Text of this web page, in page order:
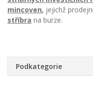
mincoven, jejichž
stříbra na burze.
Podkategorie